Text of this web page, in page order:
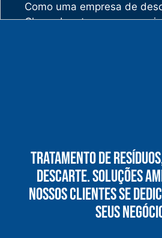
Como uma empresa de
Classe I protege sua
vê oportunidades
serem exploradas.
O que uma empresa de
químicos precisa fazer para
e conformidade legal no
Tratamento De
Descarte. Soluções
Nossos Clientes Se
Seus